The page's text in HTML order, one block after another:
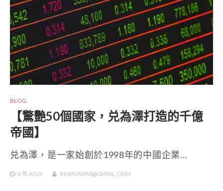
BLOG
【驚艷50個國家，兑為澤打造的千億
帝國】
兑為澤，是一家始創於1998年的中國企業…
3 年AGO XINPUAHM@GMAIL.COM